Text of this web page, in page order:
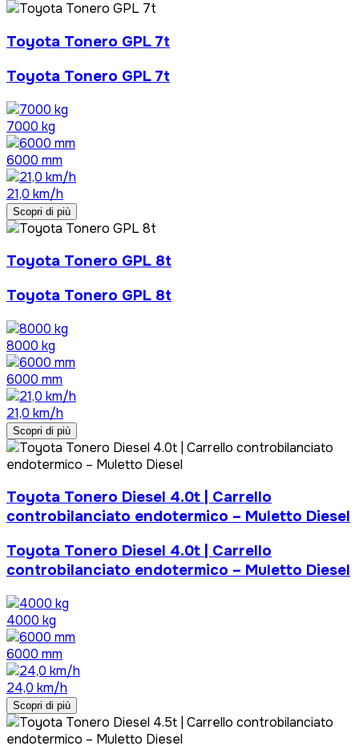
Toyota Tonero GPL 7t
Toyota Tonero GPL 7t
7000 kg
6000 mm
21,0 km/h
Scopri di più
Toyota Tonero GPL 8t
Toyota Tonero GPL 8t
8000 kg
6000 mm
21,0 km/h
Scopri di più
Toyota Tonero Diesel 4.0t | Carrello
controbilanciato endotermico – Muletto Diesel
Toyota Tonero Diesel 4.0t | Carrello
controbilanciato endotermico – Muletto Diesel
4000 kg
6000 mm
24,0 km/h
Scopri di più